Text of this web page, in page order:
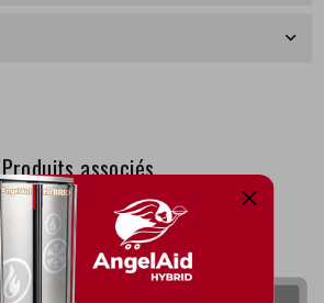
Produits associés